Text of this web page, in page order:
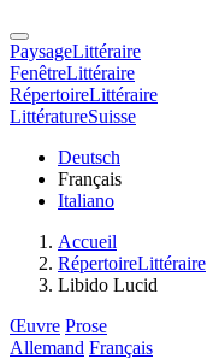
PaysageLittéraire
FenêtreLittéraire
RépertoireLittéraire
LittératureSuisse
Deutsch
Français
Italiano
Accueil
RépertoireLittéraire
Libido Lucid
Œuvre Prose
Allemand Français